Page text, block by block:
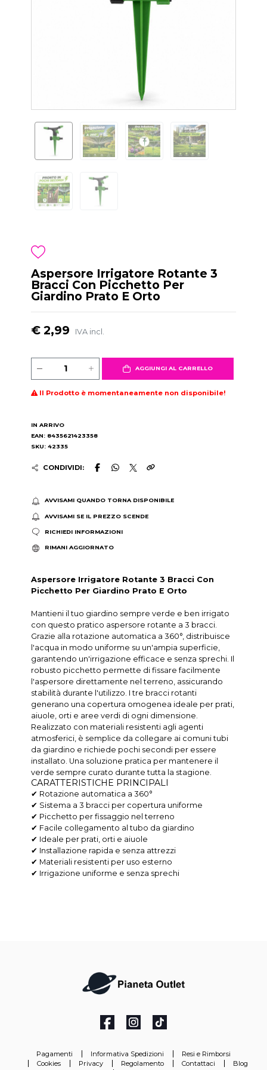
Aspersore Irrigatore Rotante 3
Bracci Con Picchetto Per
Giardino Prato E Orto
€ 2,99 IVA incl.
AGGIUNGI AL CARRELLO
Il Prodotto è momentaneamente non disponibile!
IN ARRIVO
EAN: 8435621423358
SKU: 42335
CONDIVIDI:
AVVISAMI QUANDO TORNA DISPONIBILE
AVVISAMI SE IL PREZZO SCENDE
RICHIEDI INFORMAZIONI
RIMANI AGGIORNATO
Aspersore Irrigatore Rotante 3 Bracci Con
Picchetto Per Giardino Prato E Orto
Mantieni il tuo giardino sempre verde e ben irrigato
con questo pratico aspersore rotante a 3 bracci.
Grazie alla rotazione automatica a 360°, distribuisce
l'acqua in modo uniforme su un'ampia superficie,
garantendo un'irrigazione efficace e senza sprechi. Il
robusto picchetto permette di fissare facilmente
l'aspersore direttamente nel terreno, assicurando
stabilità durante l'utilizzo. I tre bracci rotanti
generano una copertura omogenea ideale per prati,
aiuole, orti e aree verdi di ogni dimensione.
Realizzato con materiali resistenti agli agenti
atmosferici, è semplice da collegare ai comuni tubi
da giardino e richiede pochi secondi per essere
installato. Una soluzione pratica per mantenere il
verde sempre curato durante tutta la stagione.
CARATTERISTICHE PRINCIPALI
✔ Rotazione automatica a 360°
✔ Sistema a 3 bracci per copertura uniforme
✔ Picchetto per fissaggio nel terreno
✔ Facile collegamento al tubo da giardino
✔ Ideale per prati, orti e aiuole
✔ Installazione rapida e senza attrezzi
✔ Materiali resistenti per uso esterno
✔ Irrigazione uniforme e senza sprechi
Pagamenti Informativa Spedizioni
Resi e Rimborsi
Cookies
Privacy Regolamento Contattaci
Blog